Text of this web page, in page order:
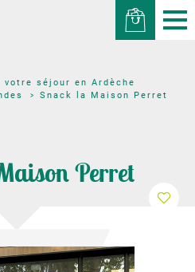
votre séjour en Ardèche
Snack la Maison Perret
Perret